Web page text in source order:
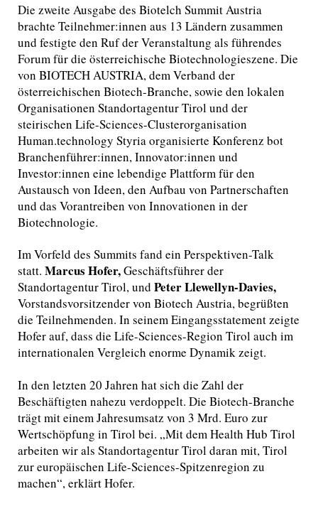
Die zweite Ausgabe des Biotelch Summit Austria
brachte Teilnehmer:innen aus 13 Ländern zusammen
und festigte den Ruf der Veranstaltung als führendes
Forum für die österreichische Biotechnologieszene. Die
von BIOTECH AUSTRIA, dem Verband der
österreichischen Biotech-Branche, sowie den lokalen
Organisationen Standortagentur Tirol und der
steirischen Life-Sciences-Clusterorganisation
Human.technology Styria organisierte Konferenz bot
Branchenführer:innen, Innovator:innen und
Investor:innen eine lebendige Plattform für den
Austausch von Ideen, den Aufbau von Partnerschaften
und das Vorantreiben von Innovationen in der
Biotechnologie.
Im Vorfeld des Summits fand ein Perspektiven-Talk
statt. Marcus Hofer,Geschäftsführer der
Standortagentur Tirol, und Peter Llewellyn-Davies,
Vorstandsvorsitzender von Biotech Austria, begrüßten
die Teilnehmenden. In seinem Eingangsstatement zeigte
Hofer auf, dass die Life-Sciences-Region Tirol auch im
internationalen Vergleich enorme Dynamik zeigt.
In den letzten 20 Jahren hat sich die Zahl der
Beschäftigten nahezu verdoppelt. Die Biotech-Branche
trägt mit einem Jahresumsatz von 3 Mrd. Euro zur
Wertschöpfung in Tirol bei. „Mit dem Health Hub Tirol
arbeiten wir als Standortagentur Tirol daran mit, Tirol
zur europäischen Life-Sciences-Spitzenregion zu
machen“, erklärt Hofer.